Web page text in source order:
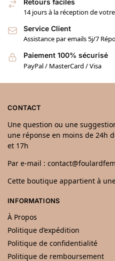
14 jours à la réception de
Service Client
Assistance par emails 5j/7
Paiement 100% sécurisé
PayPal / MasterCard / Visa
CONTACT
Une question ou une
une réponse en moins de 24h
et 17h
Par e-mail :
Cette boutique appartient à
INFORMATIONS
À Propos
Politique d’expédition
Politique de confidentialité
Politique de remboursement